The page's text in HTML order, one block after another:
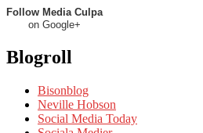
Follow Media Culpa
on Google+
Blogroll
Bisonblog
Neville Hobson
Social Media Today